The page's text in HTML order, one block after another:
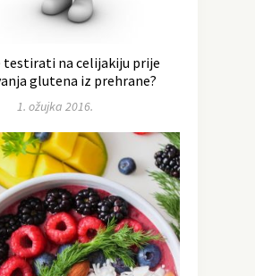
testirati na celijakiju prije
glutena iz prehrane?
1. ožujka 2016.